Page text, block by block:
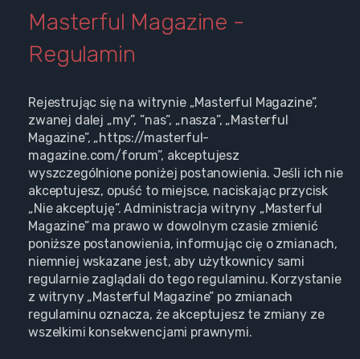
Masterful Magazine -
Regulamin
Rejestrując się na witrynie „Masterful Magazine”,
zwanej dalej „my”, ”nas”, „nasza”, „Masterful
Magazine”, „https://masterful-
magazine.com/forum”, akceptujesz
wyszczególnione poniżej postanowienia. Jeśli ich nie
akceptujesz, opuść to miejsce, naciskając przycisk
„Nie akceptuję”. Administracja witryny „Masterful
Magazine” ma prawo w dowolnym czasie zmienić
poniższe postanowienia, informując cię o zmianach,
niemniej wskazane jest, aby użytkownicy sami
regularnie zaglądali do tego regulaminu. Korzystanie
z witryny „Masterful Magazine” po zmianach
regulaminu oznacza, że akceptujesz te zmiany ze
wszelkimi konsekwencjami prawnymi.